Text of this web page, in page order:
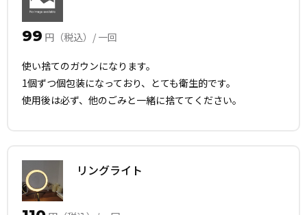
99 円（税込）/ 一回
使い捨てのガウンになります。
1個ずつ個包装になっており、とても衛生的です。
使用後は必ず、他のごみと一緒に捨ててください。
リングライト